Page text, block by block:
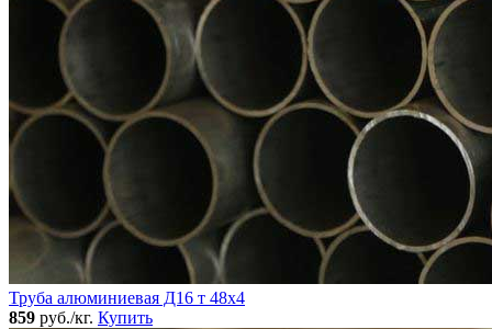
Труба алюминиевая Д16 т 48х4
859 руб./кг. Купить